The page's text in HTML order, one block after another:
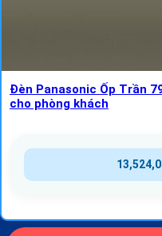
Đèn Panasonic Ốp Trần
cho phòng khách